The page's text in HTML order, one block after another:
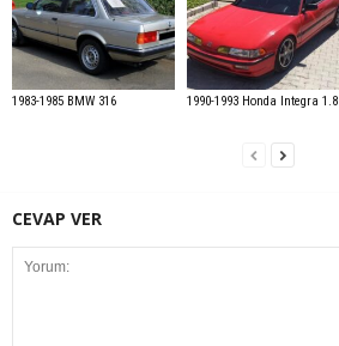
1983-1985 BMW 316 1990-1993 Honda Integra 1.8
CEVAP VER